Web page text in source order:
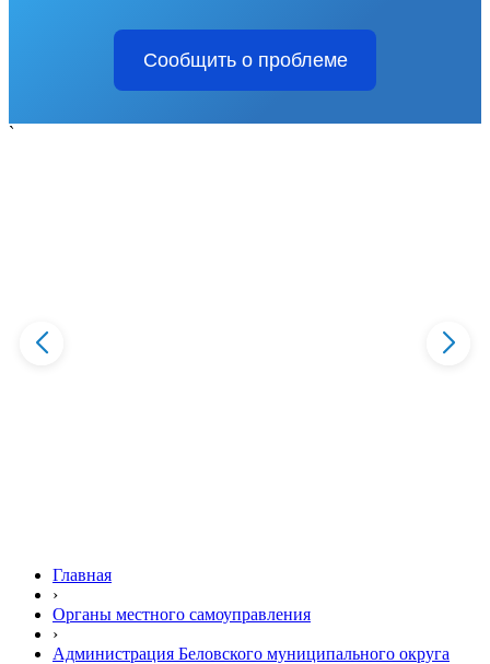
Сообщить о проблеме
`
Главная
›
Органы местного самоуправления
›
Администрация Беловского муниципального округа